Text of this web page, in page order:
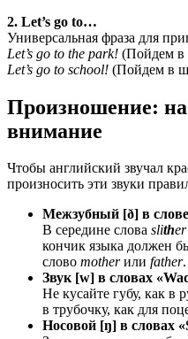
2. Let’s go to…
Универсальная фраза для
Let’s go to the park! (Пойдем в
Let’s go to school! (Пойдем в
Произношение: на
внимание
Чтобы английский звучал
произносить эти звуки
Межзубный [ð] в
В середине слова slither
кончик языка должен
слово motherили father.
Звук [w] в словах
Не кусайте губу, как в
в трубочку, как для
Носовой [ŋ] в словах